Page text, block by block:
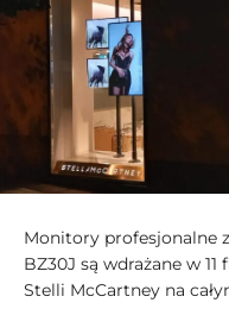
Monitory profesjonalne
BZ30J są wdrażane w
Stelli McCartney na